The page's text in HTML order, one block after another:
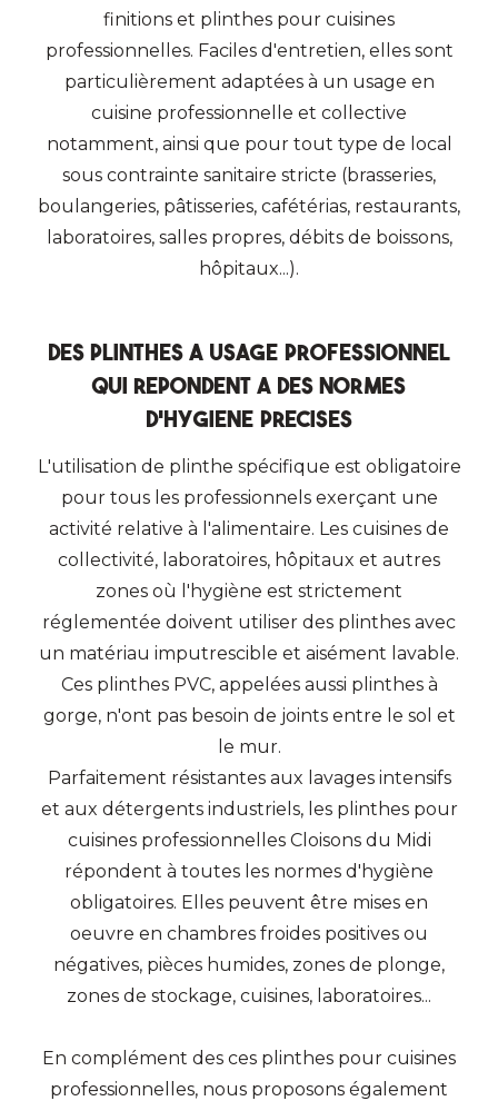
finitions et plinthes pour cuisines
professionnelles. Faciles d'entretien, elles sont
particulièrement adaptées à un usage en
cuisine professionnelle et collective
notamment, ainsi que pour tout type de local
sous contrainte sanitaire stricte (brasseries,
boulangeries, pâtisseries, cafétérias, restaurants,
laboratoires, salles propres, débits de boissons,
hôpitaux...).
Des plinthes A usage professionnel
qui repondent A des normes
d'hygiEne precises
L'utilisation de plinthe spécifique est obligatoire
pour tous les professionnels exerçant une
activité relative à l'alimentaire. Les cuisines de
collectivité, laboratoires, hôpitaux et autres
zones où l'hygiène est strictement
réglementée doivent utiliser des plinthes avec
un matériau imputrescible et aisément lavable.
Ces plinthes PVC, appelées aussi plinthes à
gorge, n'ont pas besoin de joints entre le sol et
le mur.
Parfaitement résistantes aux lavages intensifs
et aux détergents industriels, les plinthes pour
cuisines professionnelles Cloisons du Midi
répondent à toutes les normes d'hygiène
obligatoires. Elles peuvent être mises en
oeuvre en chambres froides positives ou
négatives, pièces humides, zones de plonge,
zones de stockage, cuisines, laboratoires...
En complément des ces plinthes pour cuisines
professionnelles, nous proposons également